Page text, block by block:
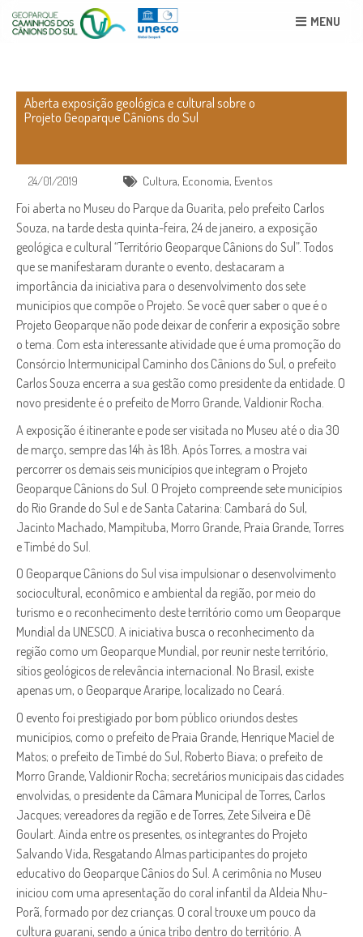
MENU
Aberta exposição geológica e cultural sobre o
Projeto Geoparque Cânions do Sul
24/01/2019 Cultura, Economia, Eventos
Foi aberta no Museu do Parque da Guarita, pelo prefeito Carlos
Souza, na tarde desta quinta-feira, 24 de janeiro, a exposição
geológica e cultural “Território Geoparque Cânions do Sul”. Todos
que se manifestaram durante o evento, destacaram a
importância da iniciativa para o desenvolvimento dos sete
municípios que compõe o Projeto. Se você quer saber o que é o
Projeto Geoparque não pode deixar de conferir a exposição sobre
o tema. Com esta interessante atividade que é uma promoção do
Consórcio Intermunicipal Caminho dos Cânions do Sul, o prefeito
Carlos Souza encerra a sua gestão como presidente da entidade. O
novo presidente é o prefeito de Morro Grande, Valdionir Rocha.
A exposição é itinerante e pode ser visitada no Museu até o dia 30
de março, sempre das 14h às 18h. Após Torres, a mostra vai
percorrer os demais seis municípios que integram o Projeto
Geoparque Cânions do Sul. O Projeto compreende sete municípios
do Rio Grande do Sul e de Santa Catarina: Cambará do Sul,
Jacinto Machado, Mampituba, Morro Grande, Praia Grande, Torres
e Timbé do Sul.
O Geoparque Cânions do Sul visa impulsionar o desenvolvimento
sociocultural, econômico e ambiental da região, por meio do
turismo e o reconhecimento deste território como um Geoparque
Mundial da UNESCO. A iniciativa busca o reconhecimento da
região como um Geoparque Mundial, por reunir neste território,
sítios geológicos de relevância internacional. No Brasil, existe
apenas um, o Geoparque Araripe, localizado no Ceará.
O evento foi prestigiado por bom público oriundos destes
municípios, como o prefeito de Praia Grande, Henrique Maciel de
Matos; o prefeito de Timbé do Sul, Roberto Biava; o prefeito de
Morro Grande, Valdionir Rocha; secretários municipais das cidades
envolvidas, o presidente da Câmara Municipal de Torres, Carlos
Jacques; vereadores da região e de Torres, Zete Silveira e Dê
Goulart. Ainda entre os presentes, os integrantes do Projeto
Salvando Vida, Resgatando Almas participantes do projeto
educativo do Geoparque Cânios do Sul. A cerimônia no Museu
iniciou com uma apresentação do coral infantil da Aldeia Nhu-
Porã, formado por dez crianças. O coral trouxe um pouco da
cultura guarani, sendo a única tribo dentro do território. A